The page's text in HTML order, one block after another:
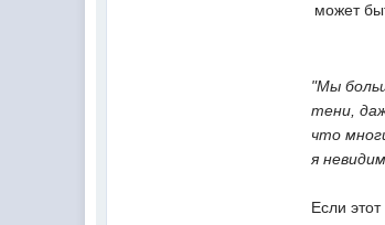
может
"Мы
тени,
что
я
Если этот